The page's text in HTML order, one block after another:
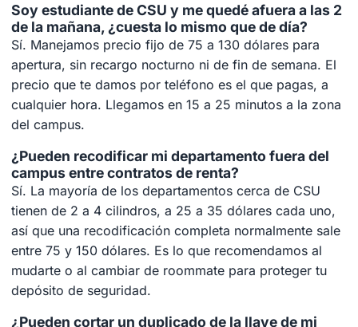
Soy estudiante de CSU y me quedé afuera a las 2
de la mañana, ¿cuesta lo mismo que de día?
Sí. Manejamos precio fijo de 75 a 130 dólares para
apertura, sin recargo nocturno ni de fin de semana. El
precio que te damos por teléfono es el que pagas, a
cualquier hora. Llegamos en 15 a 25 minutos a la zona
del campus.
¿Pueden recodificar mi departamento fuera del
campus entre contratos de renta?
Sí. La mayoría de los departamentos cerca de CSU
tienen de 2 a 4 cilindros, a 25 a 35 dólares cada uno,
así que una recodificación completa normalmente sale
entre 75 y 150 dólares. Es lo que recomendamos al
mudarte o al cambiar de roommate para proteger tu
depósito de seguridad.
¿Pueden cortar un duplicado de la llave de mi